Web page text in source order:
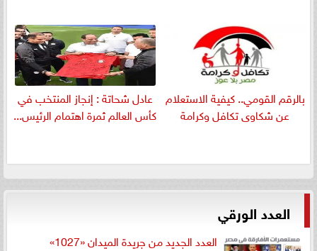
بالرقم القومي.. كيفية الاستعلام
عن شكاوى تكافل وكرامة
عادل شحاتة : إنجاز المنتخب في
كأس العالم ثمرة اهتمام الرئيس...
العدد الورقي
العدد الجديد من جريدة الميدان «1027»